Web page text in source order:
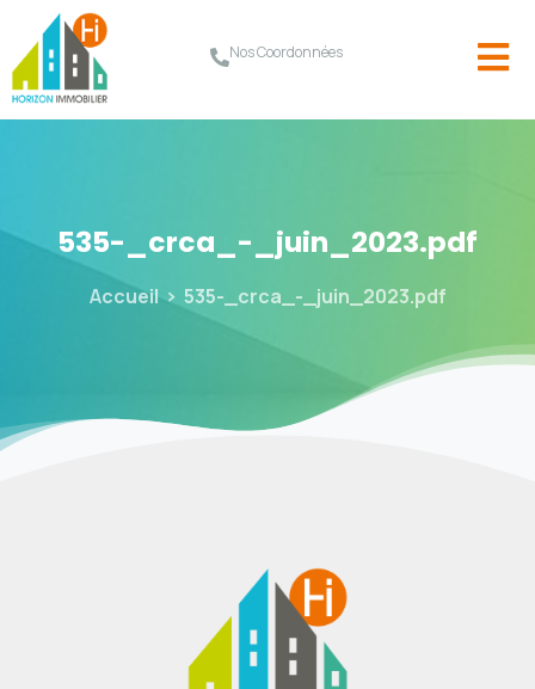
Nos Coordonnées
535-_crca_-_juin_2023.pdf
Accueil 535-_crca_-_juin_2023.pdf